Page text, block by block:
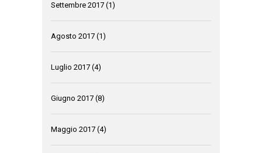
Settembre 2017 (1)
Agosto 2017 (1)
Luglio 2017 (4)
Giugno 2017 (8)
Maggio 2017 (4)